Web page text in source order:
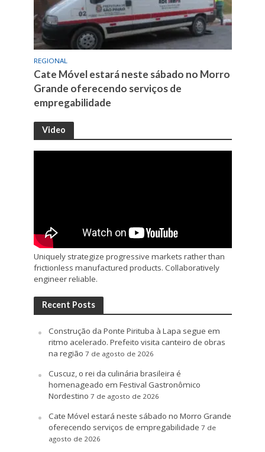
REGIONAL
Cate Móvel estará neste sábado no Morro
Grande oferecendo serviços de
empregabilidade
Video
Uniquely strategize progressive markets rather than
frictionless manufactured products. Collaboratively
engineer reliable.
Recent Posts
Construção da Ponte Pirituba à Lapa segue em
ritmo acelerado. Prefeito visita canteiro de obras
na região 7 de agosto de 2026
Cuscuz, o rei da culinária brasileira é
homenageado em Festival Gastronômico
Nordestino 7 de agosto de 2026
Cate Móvel estará neste sábado no Morro Grande
oferecendo serviços de empregabilidade 7 de
agosto de 2026